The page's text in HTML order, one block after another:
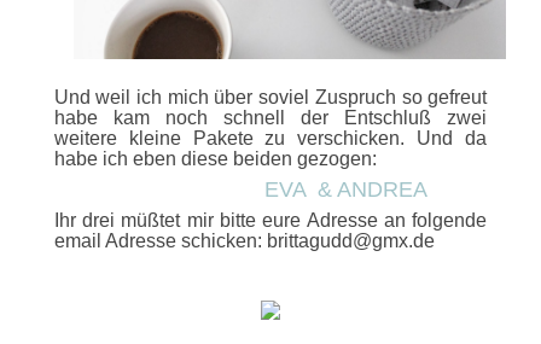
Und weil ich mich über soviel Zuspruch so gefreut
habe kam noch schnell der Entschluß zwei
weitere kleine Pakete zu verschicken. Und da
habe ich eben diese beiden gezogen:
EVA & ANDREA
Ihr drei müßtet mir bitte eure Adresse an folgende
email Adresse schicken: brittagudd@gmx.de